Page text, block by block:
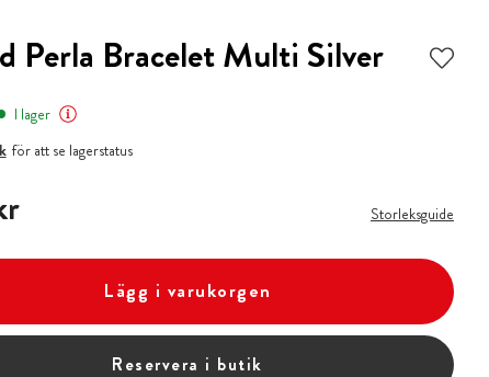
Perla Bracelet Multi Silver
I lager
för att se lagerstatus
Storleksguide
Lägg i varukorgen
Reservera i butik